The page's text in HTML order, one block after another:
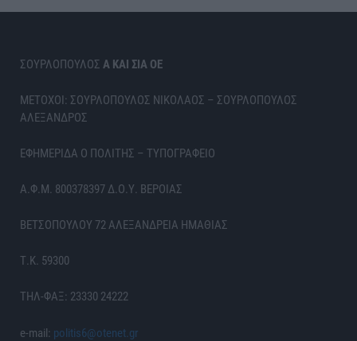
ΣΟΥΡΛΟΠΟΥΛΟΣ Α ΚΑΙ ΣΙΑ ΟΕ
ΜΕΤΟΧΟΙ: ΣΟΥΡΛΟΠΟΥΛΟΣ ΝΙΚΟΛΑΟΣ – ΣΟΥΡΛΟΠΟΥΛΟΣ
ΑΛΕΞΑΝΔΡΟΣ
ΕΦΗΜΕΡΙΔΑ Ο ΠΟΛΙΤΗΣ – ΤΥΠΟΓΡΑΦΕΙΟ
Α.Φ.Μ. 800378397 Δ.Ο.Υ. ΒΕΡΟΙΑΣ
ΒΕΤΣΟΠΟΥΛΟΥ 72 ΑΛΕΞΑΝΔΡΕΙΑ ΗΜΑΘΙΑΣ
Τ.Κ. 59300
ΤΗΛ-ΦΑΞ: 23330 24222
e-mail: politis6@otenet.gr